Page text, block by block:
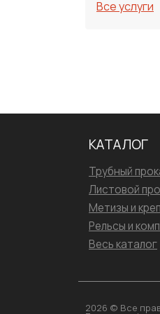
Все услуги
КАТАЛОГ
Трубный
Листовой
Метизы и
Рельсы и
Весь каталог
2026 © Все